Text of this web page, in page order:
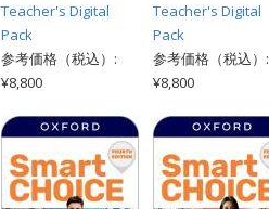
Teacher's Digital
Pack
参考価格（税込）:
¥8,800
Teacher's Digital
Pack
参考価格（税込）:
¥8,800